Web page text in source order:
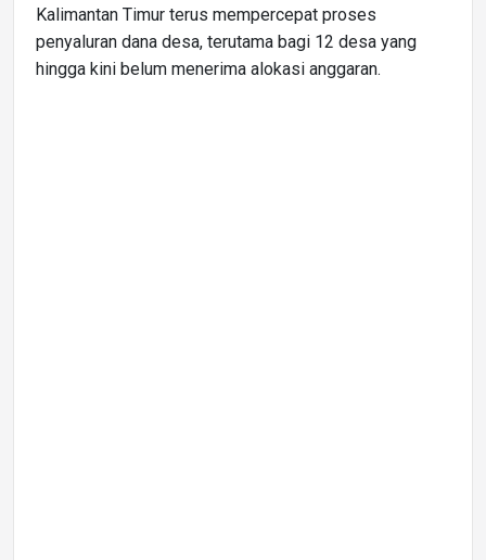
Kalimantan Timur terus mempercepat proses
penyaluran dana desa, terutama bagi 12 desa yang
hingga kini belum menerima alokasi anggaran.